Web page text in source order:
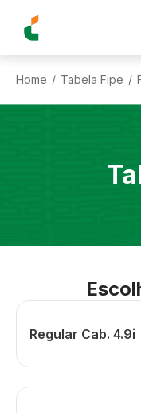
Home / Tabela Fipe /
Regular Cab. 4.9i